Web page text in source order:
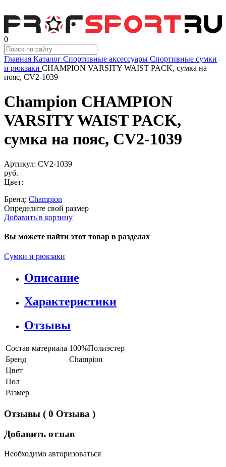
0
Главная Каталог Спортивные аксессуары Спортивные сумки
и рюкзаки CHAMPION VARSITY WAIST PACK, сумка на
пояс, CV2-1039
Champion CHAMPION
VARSITY WAIST PACK,
сумка на пояс, CV2-1039
Артикул: CV2-1039
руб.
Цвет:
Бренд: Champion
Определите свой размер
Добавить в корзину
Вы можете найти этот товар в разделах
Сумки и рюкзаки
Описание
Характеристики
Отзывы
Состав материала 100%Полиэстер
Бренд
Champion
Цвет
Пол
Размер
Отзывы ( 0 Отзыва )
Добавить отзыв
Необходимо авторизоваться